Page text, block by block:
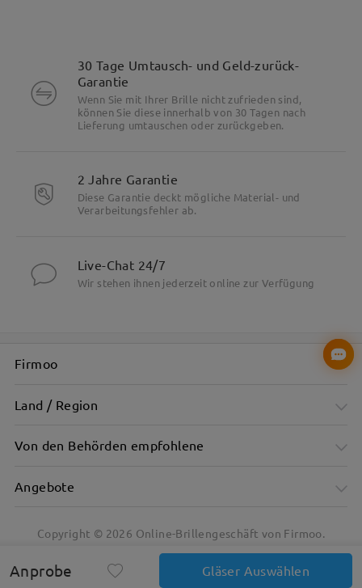
Anprobe Gläser Auswählen
30 Tage Umtausch- und Geld-zurück-
Garantie
Wenn Sie mit Ihrer Brille nicht zufrieden sind,
können Sie diese innerhalb von 30 Tagen nach
Lieferung umtauschen oder zurückgeben.
2 Jahre Garantie
Diese Garantie deckt mögliche Material- und
Verarbeitungsfehler ab.
Live-Chat 24/7
Wir stehen ihnen jederzeit online zur Verfügung
Firmoo
Land / Region
Von den Behörden empfohlene
Angebote
Copyright © 2026 Online-Brillengeschäft von Firmoo.